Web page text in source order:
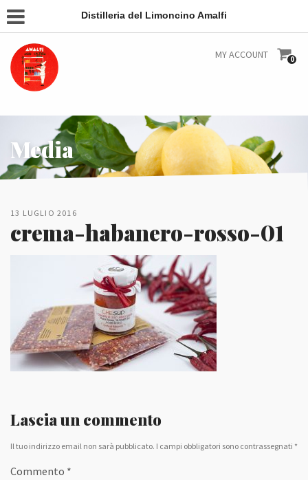
Distilleria del Limoncino Amalfi
MY ACCOUNT 0
Media
13 LUGLIO 2016
crema-habanero-rosso-01
Lascia un commento
Il tuo indirizzo email non sarà pubblicato. I campi obbligatori sono contrassegnati *
Commento *